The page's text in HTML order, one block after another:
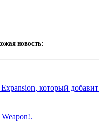
новость:
который